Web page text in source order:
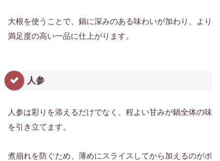
大根を使うことで、鍋に深みのある味わいが加わり、より
満足度の高い一品に仕上がります。
人参
人参は彩りを添えるだけでなく、程よい甘みが鍋全体の味
を引き立てます。
煮崩れを防ぐため、薄めにスライスしてから加えるのがポ